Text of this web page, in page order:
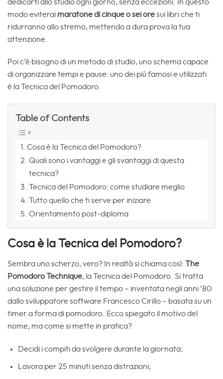
dedicarti allo studio ogni giorno, senza eccezioni. In questo
modo eviterai maratone di cinque o sei oresui libri che ti
ridurranno allo stremo, mettendo a dura prova la tua
attenzione.
Poi c’è bisogno di un metodo di studio, uno schema capace
di organizzare tempi e pause: uno dei più famosi e utilizzati
è la Tecnica del Pomodoro.
Table of Contents
Cosa è la Tecnica del Pomodoro?
Quali sono i vantaggi e gli svantaggi di questa
tecnica?
Tecnica del Pomodoro: come studiare meglio
Tutto quello che ti serve per iniziare
Orientamento post-diploma
Cosa è la Tecnica del Pomodoro?
Sembra uno scherzo, vero? In realtà si chiama così: The
Pomodoro Technique, la Tecnica del Pomodoro. Si tratta
una soluzione per gestire il tempo – inventata negli anni ’80
dallo sviluppatore software Francesco Cirillo – basata su un
timer a forma di pomodoro. Ecco spiegato il motivo del
nome, ma come si mette in pratica?
Decidi i compiti da svolgere durante la giornata;
Lavora per 25 minuti senza distrazioni;